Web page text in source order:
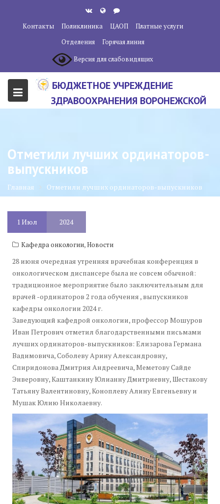
содержанию
Контакты Поликлиника ЦАОП
Платные услуги
Отделения
Горячая линия
Версия для слабовидящих
БЮДЖЕТНОЕ УЧРЕЖДЕНИЕ
ЗДРАВООХРАНЕНИЯ ВОРОНЕЖСКОЙ
ЦЕНТР"
Отметили лучших ординаторов-
выпускников
Главная Отметили лучших ординаторов-выпускников
1Июл 2024
Кафедра онкологии,Новости
28 июня очередная утренняя врачебная конференция в
онкологическом диспансере была не совсем обычной:
традиционное мероприятие было заключительным для
врачей -ординаторов 2 года обучения , выпускников
кафедры онкологии 2024 г.
Заведующий кафедрой онкологии, профессор Мошуров
Иван Петрович отметил благодарственными письмами
лучших ординаторов-выпускников: Елизарова Германа
Вадимовича, Соболеву Арину Александровну,
Спиридонова Дмитрия Андреевича, Меметову Сайде
Энверовну, Каштанкину Юлианну Дмитриевну, Шестакову
Татьяну Валентиновну, Коноплеву Алину Евгеньевну и
Мушак Юлию Николаевну.